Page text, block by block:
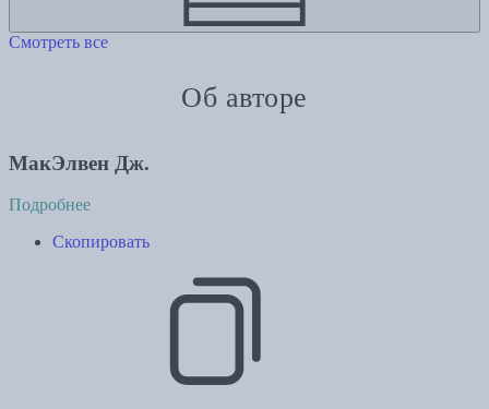
Смотреть все
Об авторе
МакЭлвен Дж.
Подробнее
Скопировать